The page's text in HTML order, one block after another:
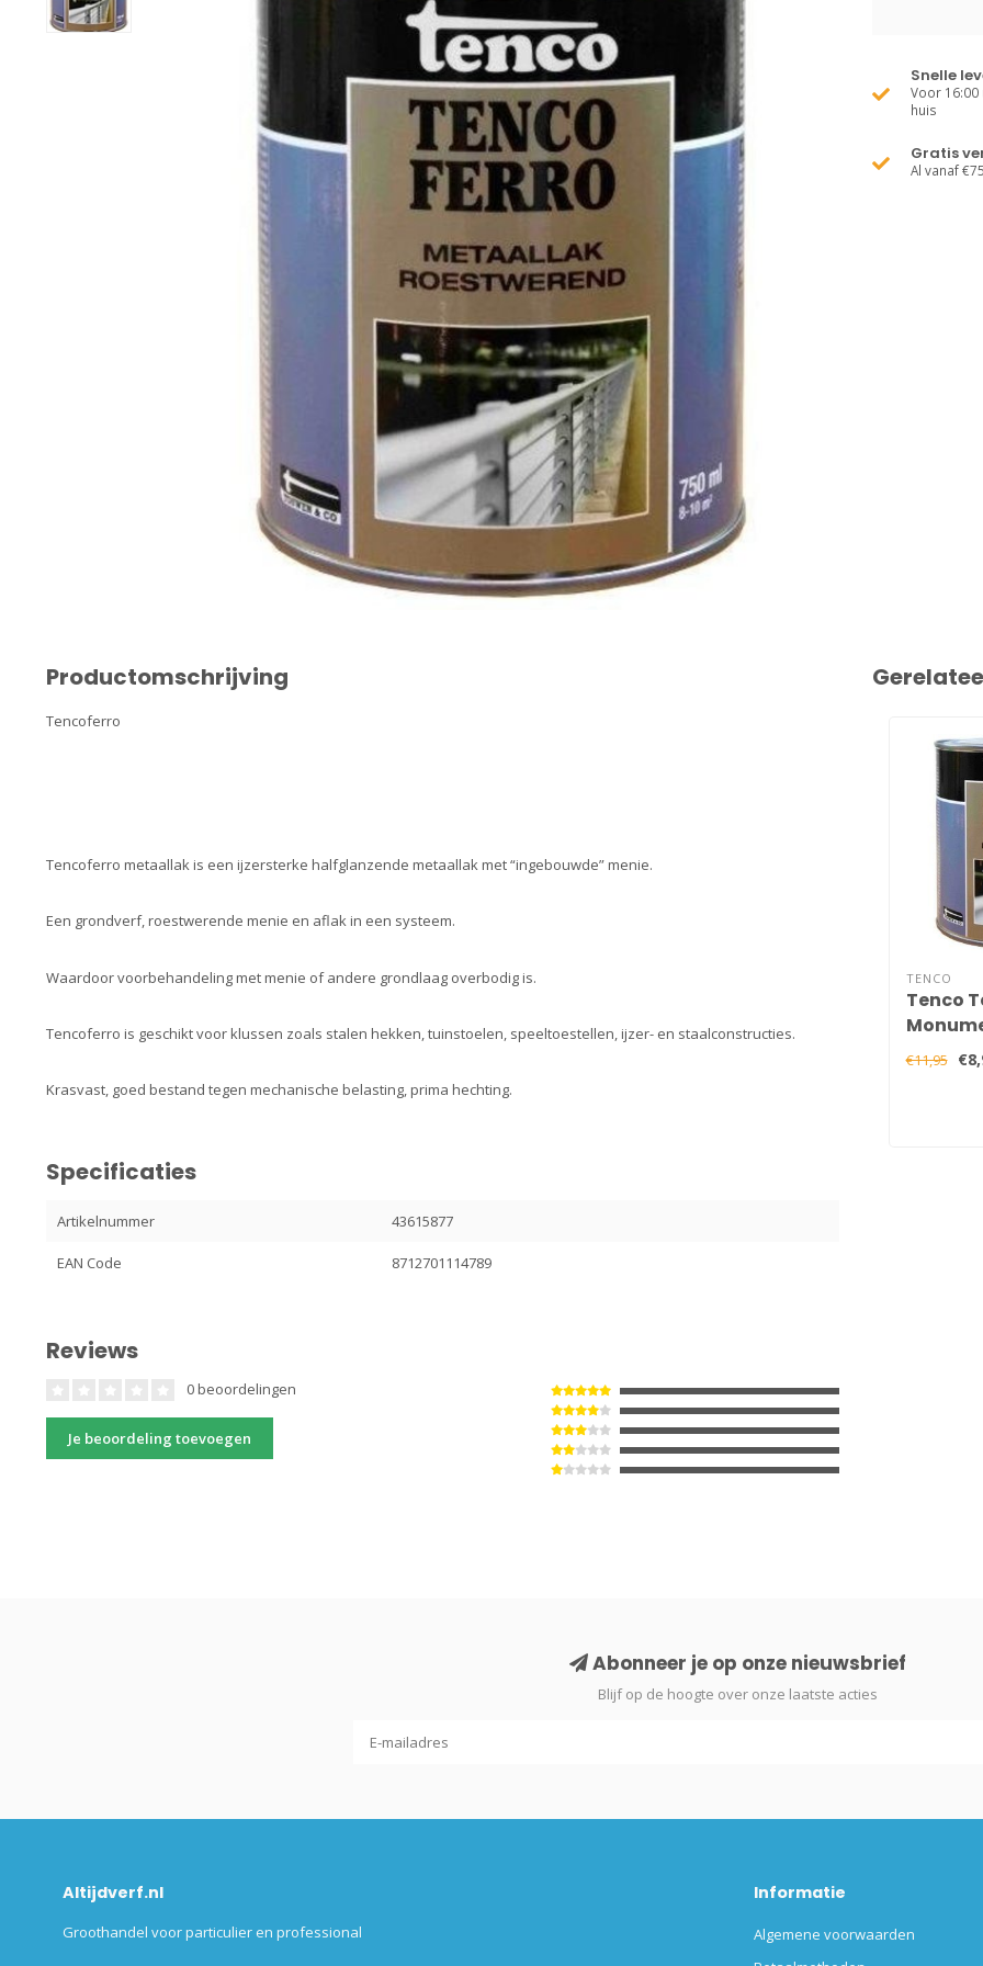
Snelle
Voor
huis
Gratis
Al vanaf €75
Productomschrijving
Tencoferro
Tencoferro metaallak is een ijzersterke halfglanzende metaallak met “ingebouwde” menie.
Een grondverf, roestwerende menie en aflak in een systeem.
Waardoor voorbehandeling met menie of andere grondlaag overbodig is.
Tencoferro is geschikt voor klussen zoals stalen hekken, tuinstoelen, speeltoestellen, ijzer- en staalconstructies.
Krasvast, goed bestand tegen mechanische belasting, prima hechting.
Specificaties
Artikelnummer 43615877
EAN Code 8712701114789
Reviews
0 beoordelingen
Je beoordeling toevoegen
TENCO
Tenco
250 ml
€11,95
Abonneer je op onze nieuwsbrief
Blijf op de hoogte over onze laatste acties
Altijdverf.nl
Groothandel voor particulier en professional
Informatie
Algemene voorwaarden